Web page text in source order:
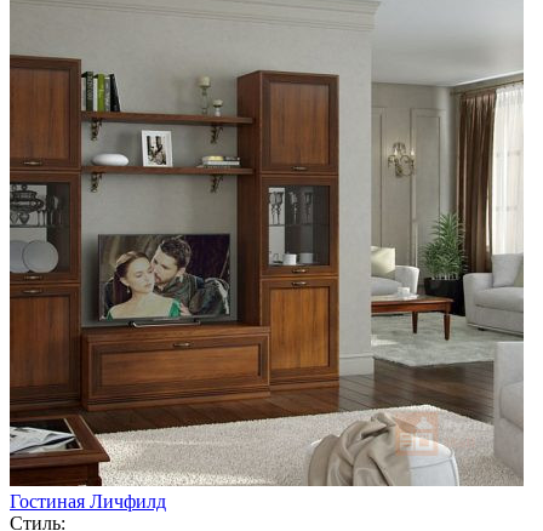
Гостиная Личфилд
Стиль: